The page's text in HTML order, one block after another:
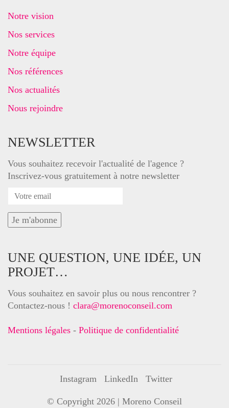
Notre vision
Nos services
Notre équipe
Nos références
Nos actualités
Nous rejoindre
NEWSLETTER
Vous souhaitez recevoir l'actualité de l'agence ?
Inscrivez-vous gratuitement à notre newsletter
UNE QUESTION, UNE IDÉE, UN
PROJET…
Vous souhaitez en savoir plus ou nous rencontrer ?
Contactez-nous ! clara@morenoconseil.com
Mentions légales - Politique de confidentialité
Instagram LinkedIn Twitter
© Copyright 2026 | Moreno Conseil